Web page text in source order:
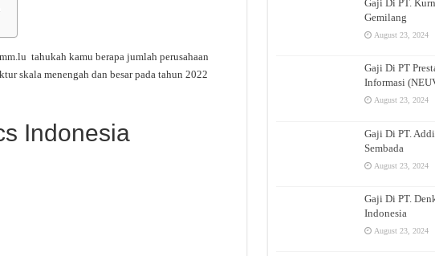
tahukah kamu berapa jumlah perusahaan
skala menengah dan besar pada tahun 2022
Indonesia
Gaji Di PT.
Gemilang
August 23, 2024
Gaji Di PT
Informasi
August 23, 2024
Gaji Di PT.
Sembada
August 23, 2024
Gaji Di PT.
Indonesia
August 23, 2024